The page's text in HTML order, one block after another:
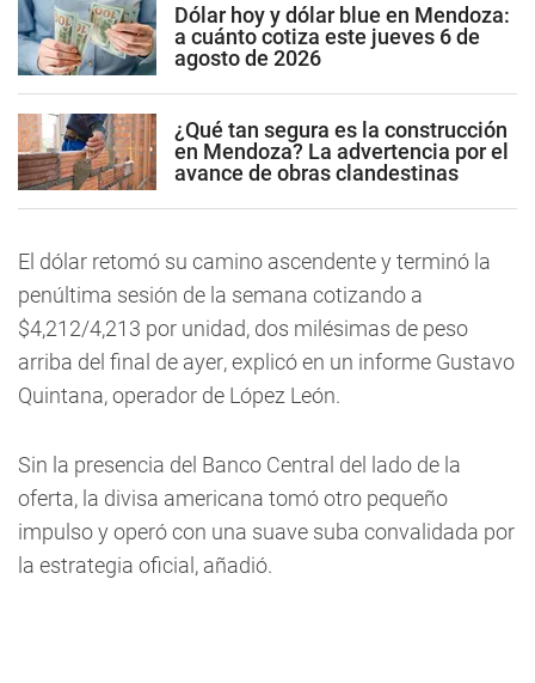
Dólar hoy y dólar blue en Mendoza:
a cuánto cotiza este jueves 6 de
agosto de 2026
¿Qué tan segura es la construcción
en Mendoza? La advertencia por el
avance de obras clandestinas
El dólar retomó su camino ascendente y terminó la
penúltima sesión de la semana cotizando a
$4,212/4,213 por unidad, dos milésimas de peso
arriba del final de ayer, explicó en un informe Gustavo
Quintana, operador de López León.
Sin la presencia del Banco Central del lado de la
oferta, la divisa americana tomó otro pequeño
impulso y operó con una suave suba convalidada por
la estrategia oficial, añadió.